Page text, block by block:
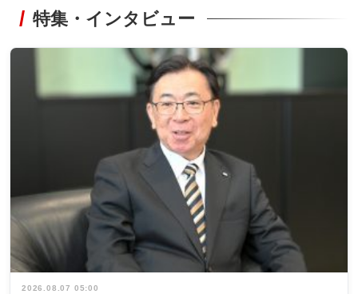
特集・インタビュー
2026.08.07 05:00